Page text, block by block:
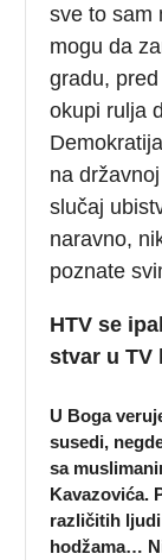
sve to sam
mogu da
gradu,
okupi rulja
na
slučaj
naravno,
poznate
HTV se
stvar u TV
U Boga
susedi,
sa
Kavazovića.
različitih
hodžama…